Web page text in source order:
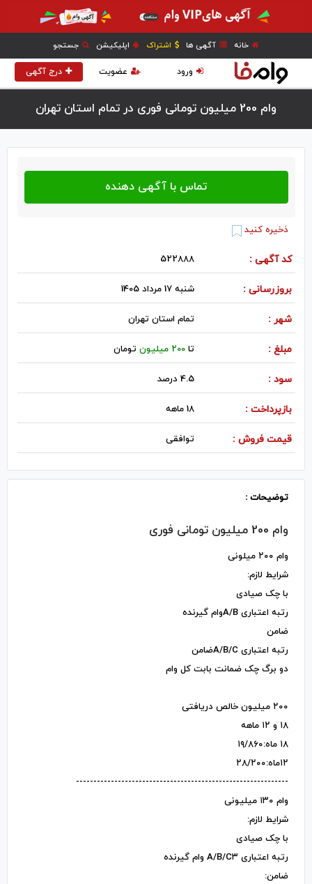
خانه آگهی ها اشتراک اپلیکیشن جستجو
درج آگهی عضویت ورود
وام 200 میلیون تومانی فوری در تمام استان تهران
ذخیره کنید
کد آگهی : 522888
بروزرسانی : شنبه 17 مرداد 1405
شهر : تمام استان تهران
مبلغ : تا200 میلیون تومان
سود : 4.5 درصد
بازپرداخت : 18 ماهه
قیمت فروش : توافقی
توضیحات :
وام 200 میلیون تومانی فوری
وام ۲۰۰ میلونی
شرایط لازم:
با چک صیادی
رتبه اعتباری A/Bوام گیرنده
ضامن
رتبه اعتباری A/B/Cضامن
دو برگ چک ضمانت بابت کل وام
۲۰۰ میلیون خالص دریافتی
۱۸ و ۱۲ ماهه
۱۸ ماه:۱۹/۸۶۰
۱۲ماه:۲۸/۲۰۰
-------------------------------------------------------------
وام ۱۳۰ میلیونی
شرایط لازم:
با چک صیادی
رتبه اعتباری A/B/C۳ وام گیرنده
ضامن: